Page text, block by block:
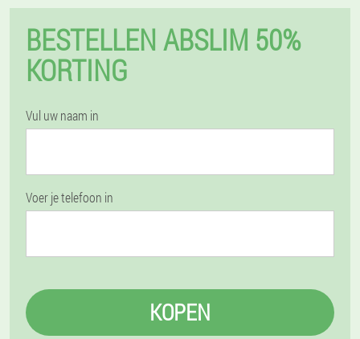
BESTELLEN ABSLIM 50%
KORTING
Vul uw naam in
Voer je telefoon in
KOPEN